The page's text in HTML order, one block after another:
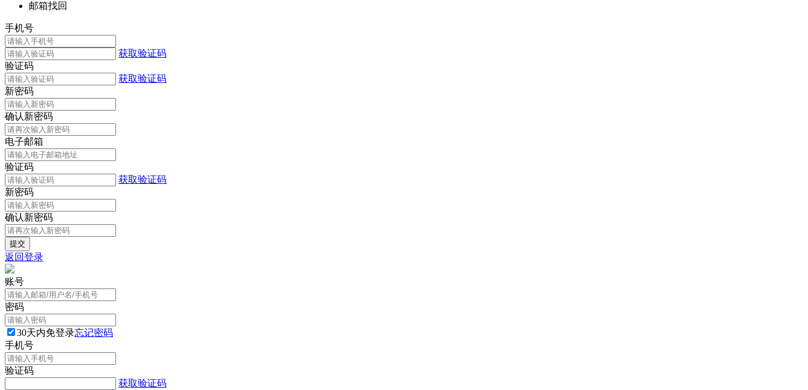
邮箱找回
手机号
获取验证码
验证码
获取验证码
新密码
确认新密码
电子邮箱
验证码
获取验证码
新密码
确认新密码
返回登录
账号
密码
30天内免登录忘记密码
手机号
验证码
获取验证码